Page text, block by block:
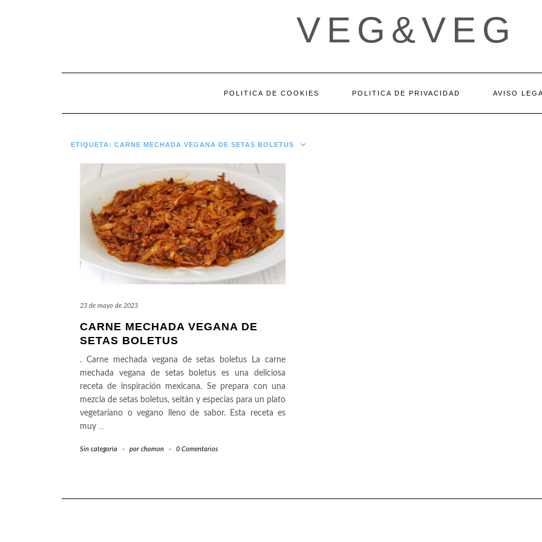
VEG&VEG
POLITICA DE COOKIES POLITICA DE PRIVACIDAD AVISO
ETIQUETA: CARNE MECHADA VEGANA DE SETAS BOLETUS
23 de mayo de 2023
CARNE MECHADA VEGANA DE
SETAS BOLETUS
. Carne mechada vegana de setas boletus La carne
mechada vegana de setas boletus es una deliciosa
receta de inspiración mexicana. Se prepara con una
mezcla de setas boletus, seitán y especias para un plato
vegetariano o vegano lleno de sabor. Esta receta es
muy …
Sin categoría - por chomon - 0 Comentarios